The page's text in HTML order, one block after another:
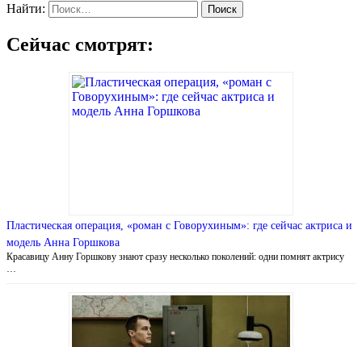
Найти:
Сейчас смотрят:
Пластическая операция, «роман с Говорухиным»: где сейчас актриса и
модель Анна Горшкова
Красавицу Анну Горшкову знают сразу несколько поколений: одни помнят актрису